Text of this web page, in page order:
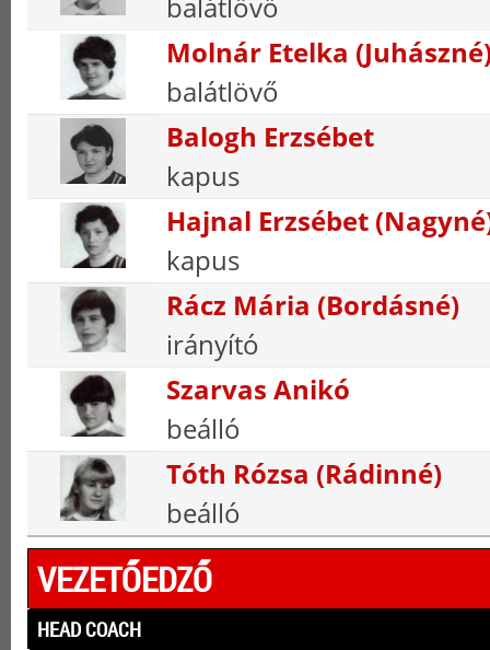
Molnár Etelka
balátlövő
Balogh Erzsébet
kapus
Hajnal Erzsébet
kapus
Rácz Mária (Bordásné)
irányító
Szarvas Anikó
beálló
Tóth Rózsa (Rádinné)
beálló
VEZETŐEDZŐ
HEAD COACH